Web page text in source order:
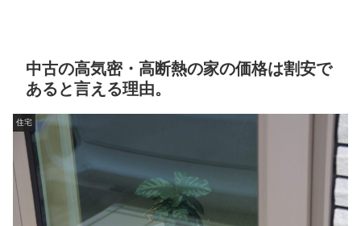
中古の高気密・高断熱の家の価格は割安で
あると言える理由。
住宅